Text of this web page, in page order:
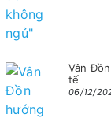
Vân
tế
06/12/